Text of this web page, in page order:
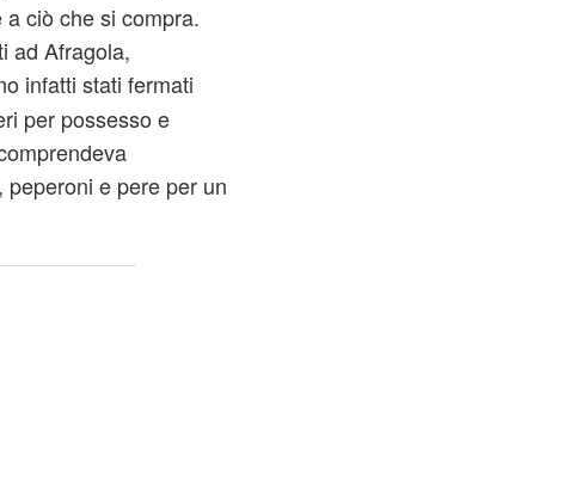
ciò che si compra.
ad Afragola,
infatti stati fermati
per possesso e
e pere per un